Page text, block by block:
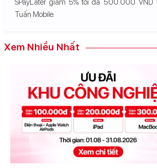
SPayLater giảm 5% tối đa 500.000 VND
Tuấn Mobile.
Xem Nhiều Nhất